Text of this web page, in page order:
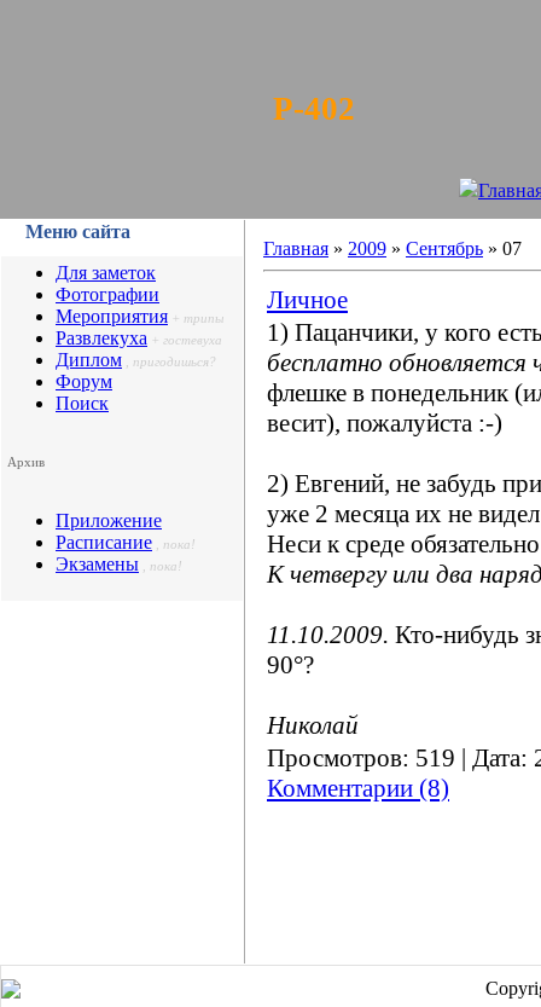
Р-402
Меню сайта
Для заметок
Фотографии
Мероприятия + трипы
Развлекуха + гостевуха
Диплом , пригодишься?
Форум
Поиск
Архив
Приложение
Расписание
, пока!
Экзамены , пока!
Главная » 2009 » Сентябрь » 07
Личное
1) Пацанчики, у кого
бесплатно обновляется
флешке в понедельник
весит), пожалуйста :-)
2) Евгений, не забудь
уже 2 месяца их не
Неси к среде
К четвергу или два
11.10.2009. Кто-нибудь
90°?
Николай
Просмотров: 519 | Дата:
Комментарии (8)